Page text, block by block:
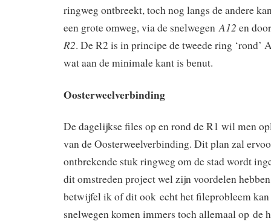
ringweg ontbreekt, toch nog langs de andere
een grote omweg, via de snelwegenA12 en
R2. De R2 is in principe de tweede ring ‘rond’
wat aan de minimale kant is benut.
Oosterweelverbinding
De dagelijkse files op en rond de R1 wil men
van de Oosterweelverbinding. Dit plan zal
ontbrekende stuk ringweg om de stad wordt
dit omstreden project wel zijn voordelen
betwijfel ik of dit ook echt het fileprobleem kan
snelwegen komen immers toch allemaal op de